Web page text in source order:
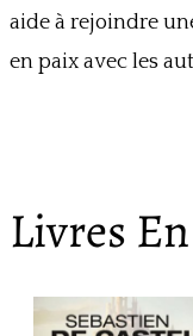
aide à rejoindre
en paix avec les
Livres